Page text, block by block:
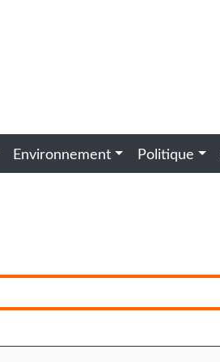
Environnement Politique